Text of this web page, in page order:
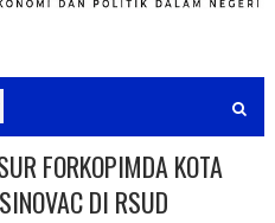
FORKOPIMDA KOTA
DI RSUD